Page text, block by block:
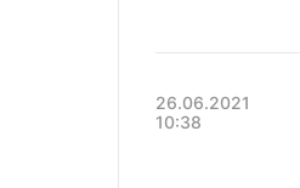
26.06.2021
10:38